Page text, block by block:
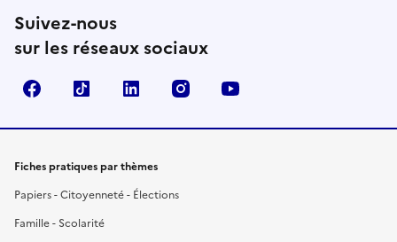
Suivez-nous
sur les réseaux sociaux
FacebookTikTok LinkedIn Instagram
Fiches pratiques par thèmes
Papiers - Citoyenneté - Élections
Famille - Scolarité